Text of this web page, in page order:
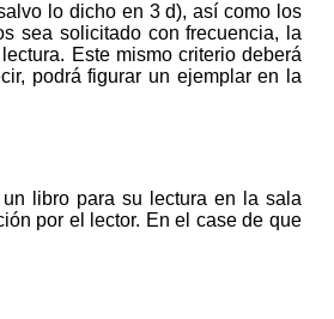
lo dicho en 3 d), así como los
sea solicitado con frecuencia, la
Este mismo criterio deberá
podrá figurar un ejemplar en la
libro para su lectura en la sala
por el lector. En el case de que